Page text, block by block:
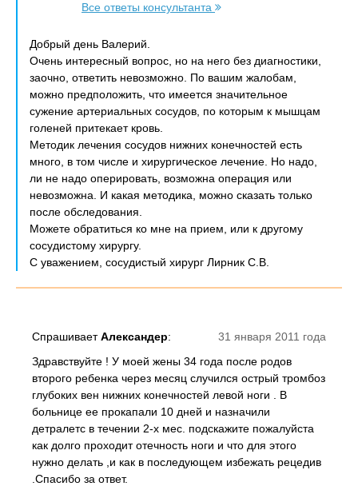
Все ответы консультанта
Добрый день Валерий.
Очень интересный вопрос, но на него без диагностики,
заочно, ответить невозможно. По вашим жалобам,
можно предположить, что имеется значительное
сужение артериальных сосудов, по которым к мышцам
голеней притекает кровь.
Методик лечения сосудов нижних конечностей есть
много, в том числе и хирургическое лечение. Но надо,
ли не надо оперировать, возможна операция или
невозможна. И какая методика, можно сказать только
после обследования.
Можете обратиться ко мне на прием, или к другому
сосудистому хирургу.
С уважением, сосудистый хирург Лирник С.В.
31 января 2011 года
СпрашиваетАлександер:
Здравствуйте ! У моей жены 34 года после родов
второго ребенка через месяц случился острый тромбоз
глубоких вен нижних конечностей левой ноги . В
больнице ее прокапали 10 дней и назначили
детралетс в течении 2-х мес. подскажите пожалуйста
как долго проходит отечность ноги и что для этого
нужно делать ,и как в последующем избежать рецедив
.Спасибо за ответ.